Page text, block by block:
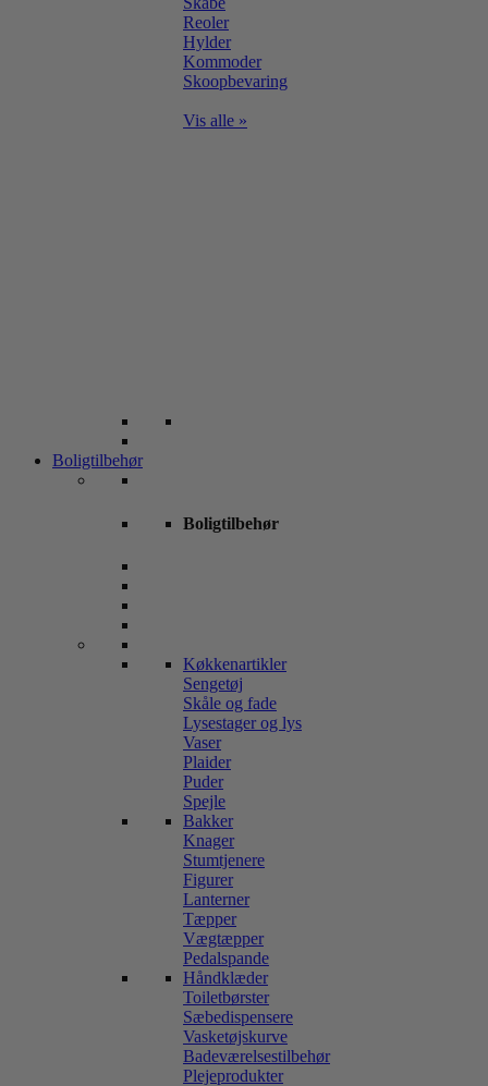
Reoler
Hylder
Kommoder
Skoopbevaring
Vis alle »
Boligtilbehør
Boligtilbehør
Køkkenartikler
Sengetøj
Skåle og fade
Lysestager og lys
Vaser
Plaider
Puder
Spejle
Bakker
Knager
Stumtjenere
Figurer
Lanterner
Tæpper
Vægtæpper
Pedalspande
Håndklæder
Toiletbørster
Sæbedispensere
Vasketøjskurve
Badeværelsestilbehør
Plejeprodukter